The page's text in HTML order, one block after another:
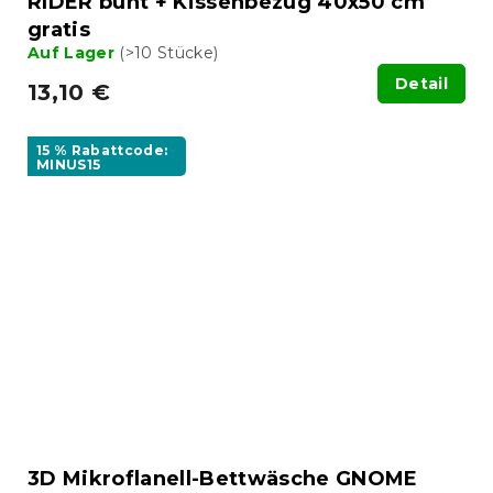
gratis
Auf Lager (>10 Stücke)
13,10 € Detail
15 % Rabattcode:
MINUS15
3D Mikroflanell-Bettwäsche GNOME